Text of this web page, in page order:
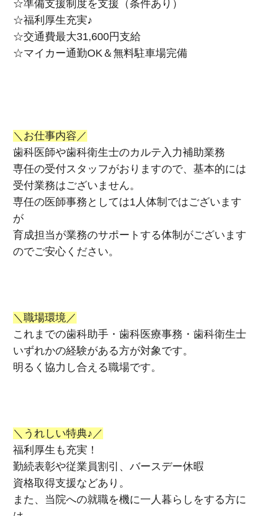
☆準備支援制度を支援（条件あり）
☆福利厚生充実♪
☆交通費最大31,600円支給
☆マイカー通勤OK＆無料駐車場完備
＼お仕事内容／
歯科医師や歯科衛生士のカルテ入力補助業務
専任の受付スタッフがおりますので、基本的には
受付業務はございません。
専任の医師事務としては1人体制ではございます
が
育成担当が業務のサポートする体制がございます
のでご安心ください。
＼職場環境／
これまでの歯科助手・歯科医療事務・歯科衛生士
いずれかの経験がある方が対象です。
明るく協力し合える職場です。
＼うれしい特典♪／
福利厚生も充実！
勤続表彰や従業員割引、バースデー休暇
資格取得支援などあり。
また、当院への就職を機に一人暮らしをする方に